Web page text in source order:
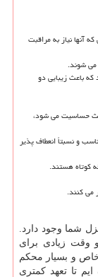
آنها نیاز به مراقبت
شوند.
که باعث زیبایی دو
حساسیت می شود،
و نسبتاً انعطاف پذیر
کوتاه هستند.
می کنند.
شما وجود دارد.
وقت زیادی برای
خاص و بسیار محکم
ایم تا تعهد کمتری